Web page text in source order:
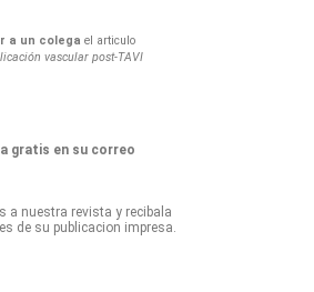
a un colega el articulo
vascular post-TAVI
gratis en su correo
a nuestra revista y recibala
de su publicacion impresa.